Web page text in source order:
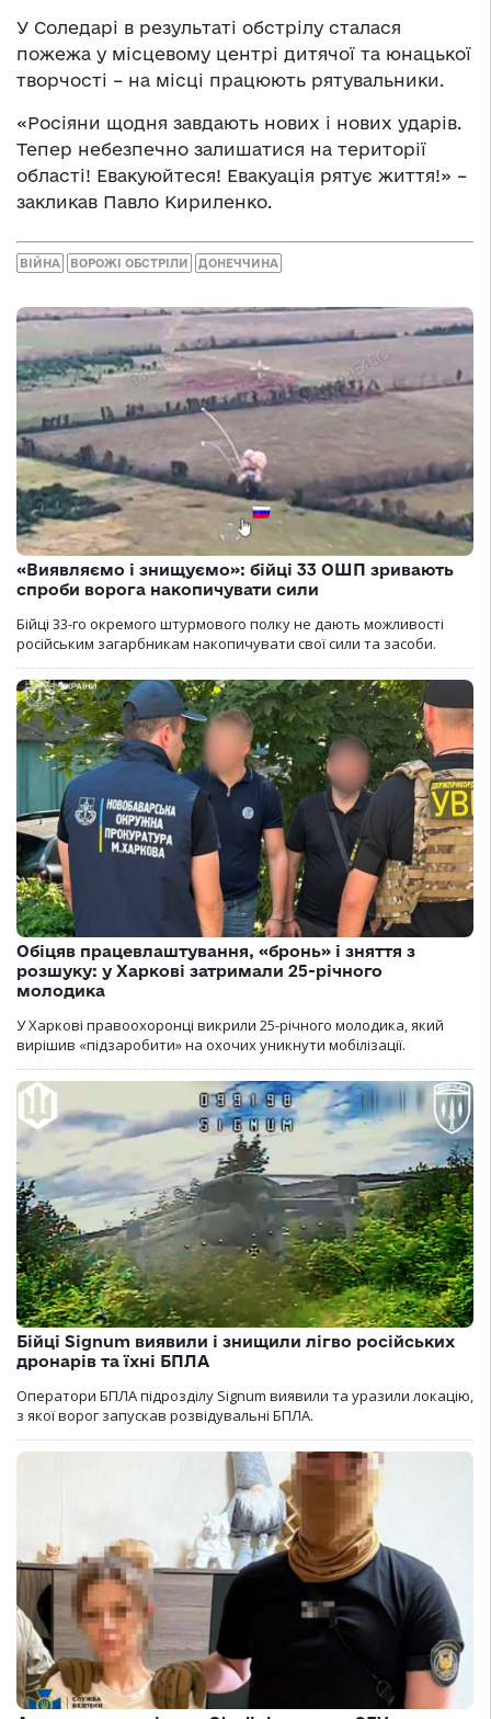
У Соледарі в результаті обстрілу сталася
пожежа у місцевому центрі дитячої та юнацької
творчості – на місці працюють рятувальники.
«Росіяни щодня завдають нових і нових ударів.
Тепер небезпечно залишатися на території
області! Евакуюйтеся! Евакуація рятує життя!» –
закликав Павло Кириленко.
ВІЙНА ВОРОЖІ ОБСТРІЛИ ДОНЕЧЧИНА
«Виявляємо і знищуємо»: бійці 33 ОШП зривають
спроби ворога накопичувати сили
Бійці 33-го окремого штурмового полку не дають можливості
російським загарбникам накопичувати свої сили та засоби.
Обіцяв працевлаштування, «бронь» і зняття з
розшуку: у Харкові затримали 25-річного
молодика
У Харкові правоохоронці викрили 25-річного молодика, який
вирішив «підзаробити» на охочих уникнути мобілізації.
Бійці Signum виявили і знищили лігво російських
дронарів та їхні БПЛА
Оператори БПЛА підрозділу Signum виявили та уразили локацію,
з якої ворог запускав розвідувальні БПЛА.